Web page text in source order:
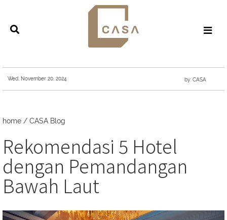
Wed, November 20, 2024 by: CASA
home / CASA Blog
Rekomendasi 5 Hotel
dengan Pemandangan
Bawah Laut